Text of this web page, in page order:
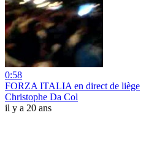
0:58
FORZA ITALIA en direct de liège
Christophe Da Col
il y a 20 ans